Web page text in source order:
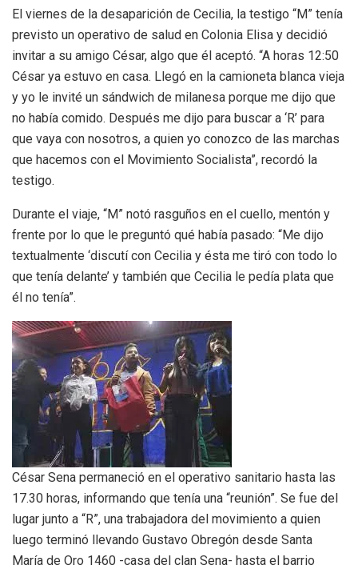
El viernes de la desaparición de Cecilia, la testigo “M” tenía
previsto un operativo de salud en Colonia Elisa y decidió
invitar a su amigo César, algo que él aceptó. “A horas 12:50
César ya estuvo en casa. Llegó en la camioneta blanca vieja
y yo le invité un sándwich de milanesa porque me dijo que
no había comido. Después me dijo para buscar a ‘R’ para
que vaya con nosotros, a quien yo conozco de las marchas
que hacemos con el Movimiento Socialista”, recordó la
testigo.
Durante el viaje, “M” notó rasguños en el cuello, mentón y
frente por lo que le preguntó qué había pasado: “Me dijo
textualmente ‘discutí con Cecilia y ésta me tiró con todo lo
que tenía delante’ y también que Cecilia le pedía plata que
él no tenía”.
César Sena permaneció en el operativo sanitario hasta las
17.30 horas, informando que tenía una “reunión”. Se fue del
lugar junto a “R”, una trabajadora del movimiento a quien
luego terminó llevando Gustavo Obregón desde Santa
María de Oro 1460 -casa del clan Sena- hasta el barrio